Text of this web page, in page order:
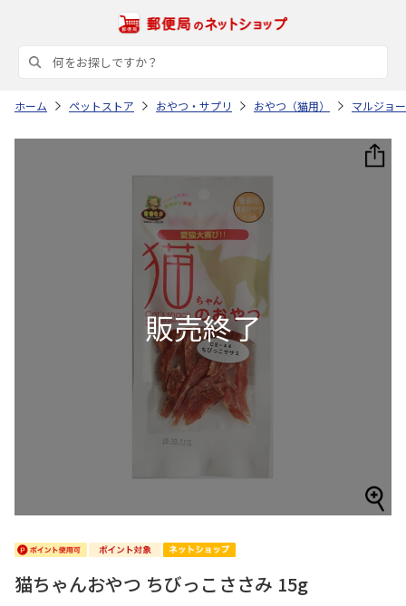
ホーム ペットストア おやつ・サプリ おやつ（猫用） マルジョ
猫ちゃんおやつ ちびっこささみ 15g